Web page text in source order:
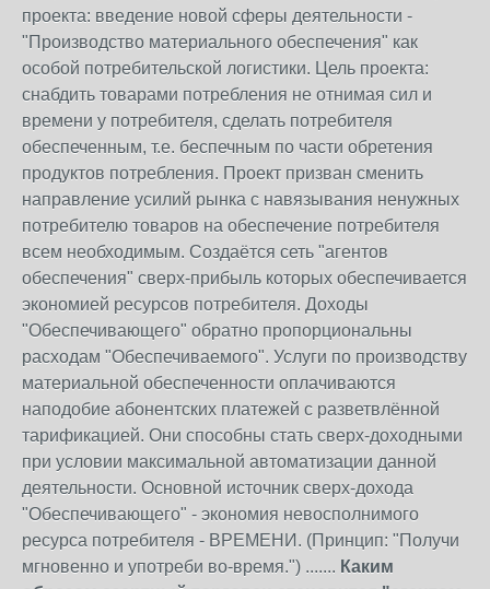
проекта: введение новой сферы деятельности -
"Производство материального обеспечения" как
особой потребительской логистики. Цель проекта:
снабдить товарами потребления не отнимая сил и
времени у потребителя, сделать потребителя
обеспеченным, т.е. беспечным по части обретения
продуктов потребления. Проект призван сменить
направление усилий рынка с навязывания ненужных
потребителю товаров на обеспечение потребителя
всем необходимым. Создаётся сеть "агентов
обеспечения" сверх-прибыль которых обеспечивается
экономией ресурсов потребителя. Доходы
"Обеспечивающего" обратно пропорциональны
расходам "Обеспечиваемого". Услуги по производству
материальной обеспеченности оплачиваются
наподобие абонентских платежей с разветвлённой
тарификацией. Они способны стать сверх-доходными
при условии максимальной автоматизации данной
деятельности. Основной источник сверх-дохода
"Обеспечивающего" - экономия невосполнимого
ресурса потребителя - ВРЕМЕНИ. (Принцип: "Получи
мгновенно и употреби во-время.") ....... Каким